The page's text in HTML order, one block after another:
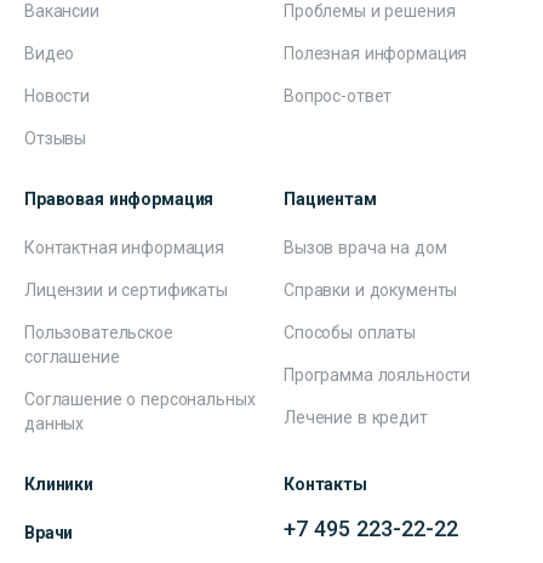
Вакансии
Видео
Новости
Отзывы
Проблемы и решения
Полезная информация
Вопрос-ответ
Правовая информация
Контактная информация
Лицензии и сертификаты
Пользовательское
соглашение
Соглашение о персональных
данных
Пациентам
Вызов врача на дом
Справки и документы
Способы оплаты
Программа лояльности
Лечение в кредит
Клиники
Врачи
Контакты
+7 495 223-22-22